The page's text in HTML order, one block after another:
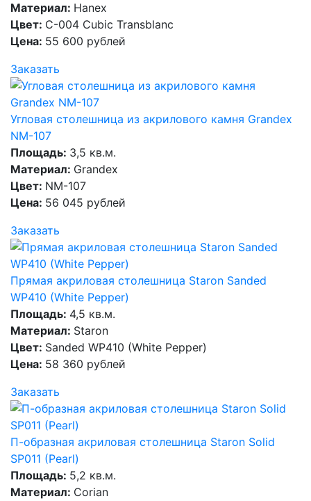
Материал: Hanex
Цвет: C-004 Cubic Transblanc
Цена: 55 600 рублей
Заказать
Угловая столешница из акрилового камня Grandex
NM-107
Площадь: 3,5 кв.м.
Материал: Grandex
Цвет: NM-107
Цена: 56 045 рублей
Заказать
Прямая акриловая столешница Staron Sanded
WP410 (White Pepper)
Площадь: 4,5 кв.м.
Материал: Staron
Цвет: Sanded WP410 (White Pepper)
Цена: 58 360 рублей
Заказать
П-образная акриловая столешница Staron Solid
SP011 (Pearl)
Площадь: 5,2 кв.м.
Материал: Corian